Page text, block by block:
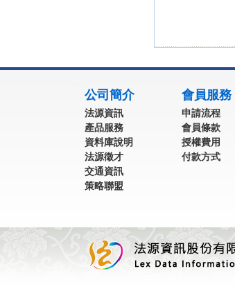
公司簡介
法源資訊
產品服務
資料庫說明
法源徵才
交通資訊
策略聯盟
會員服務
申請流程
會員條款
授權費用
付款方式